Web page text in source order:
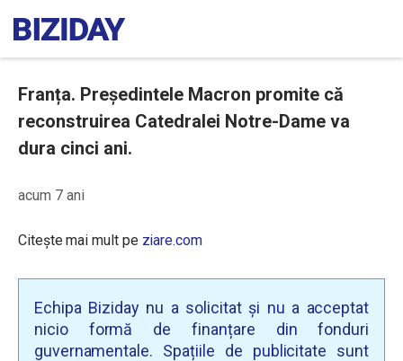
Franța. Președintele Macron promite că
reconstruirea Catedralei Notre-Dame va
dura cinci ani.
acum 7 ani
Citește mai mult pe ziare.com
Echipa Biziday nu a solicitat și nu a acceptat
nicio formă de finanțare din fonduri
guvernamentale. Spațiile de publicitate sunt